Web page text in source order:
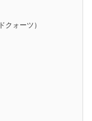
クォーツ）